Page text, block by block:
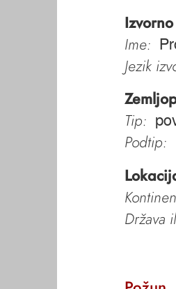
Ime:
Jezik
Tip:
Podtip:
Država